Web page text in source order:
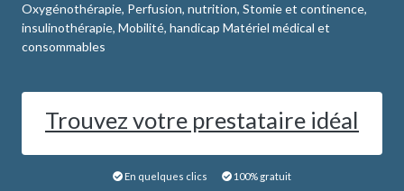
Oxygénothérapie, Perfusion, nutrition, Stomie et continence,
insulinothérapie, Mobilité, handicap Matériel médical et
consommables
Trouvez votre prestataire idéal
En quelques clics 100% gratuit